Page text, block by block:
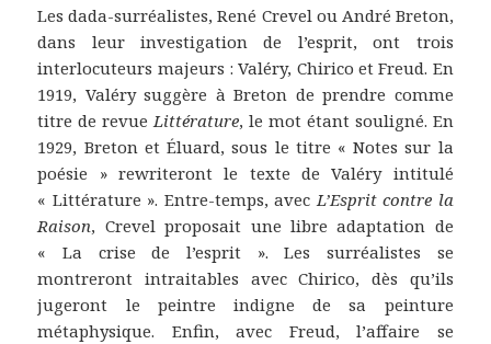
Les dada-surréalistes, René Crevel ou André Breton,
dans leur investigation de l’esprit, ont trois
interlocuteurs majeurs : Valéry, Chirico et Freud. En
1919, Valéry suggère à Breton de prendre comme
titre de revue Littérature, le mot étant souligné. En
1929, Breton et Éluard, sous le titre « Notes sur la
poésie » rewriteront le texte de Valéry intitulé
« Littérature ». Entre-temps, avec L’Esprit contre la
Raison, Crevel proposait une libre adaptation de
« La crise de l’esprit ». Les surréalistes se
montreront intraitables avec Chirico, dès qu’ils
jugeront le peintre indigne de sa peinture
métaphysique. Enfin, avec Freud, l’affaire se